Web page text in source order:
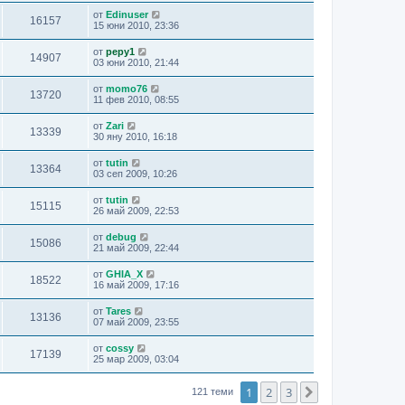
16157 от Edinuser
15 юни 2010, 23:36
14907 от pepy1
03 юни 2010, 21:44
13720 от momo76
11 фев 2010, 08:55
13339 от Zari
30 яну 2010, 16:18
13364 от tutin
03 сеп 2009, 10:26
15115 от tutin
26 май 2009, 22:53
15086 от debug
21 май 2009, 22:44
18522 от GHIA_X
16 май 2009, 17:16
13136 от Tares
07 май 2009, 23:55
17139 от cossy
25 мар 2009, 03:04
121 теми 1 2 3